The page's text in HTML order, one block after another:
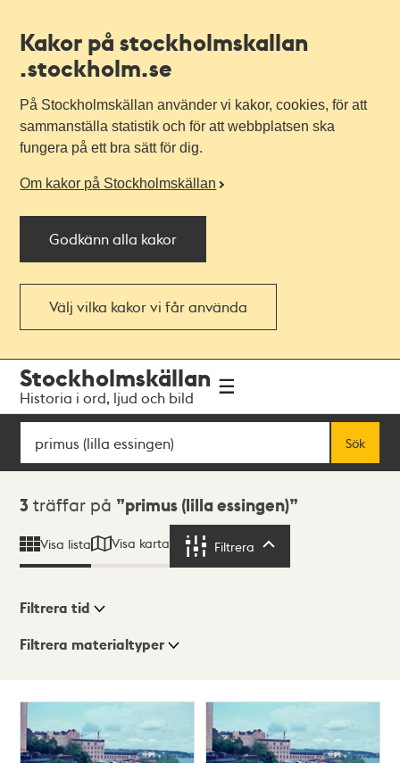
Kakor på stockholmskallan
.stockholm.se
På Stockholmskällan använder vi kakor, cookies, för att
sammanställa statistik och för att webbplatsen ska
fungera på ett bra sätt för dig.
Om kakor på Stockholmskällan
Godkänn alla kakor
Välj vilka kakor vi får använda
navigationen
huvudinnehållet
Stockholmskällan
Historia i ord, ljud och bild
Sök
Sök
Sökresultat
3 träffar på primus (lilla essingen)
Visa lista Visa karta Filtrera
Visningsläge
Filtrera tid
Filtrera materialtyper